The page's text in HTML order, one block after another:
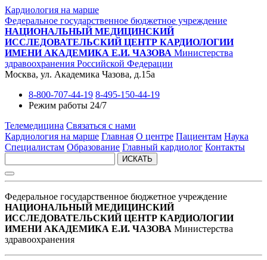
Кардиология на марше
Федеральное государственное бюджетное учреждение
НАЦИОНАЛЬНЫЙ МЕДИЦИНСКИЙ
ИССЛЕДОВАТЕЛЬСКИЙ ЦЕНТР КАРДИОЛОГИИ
ИМЕНИ АКАДЕМИКА Е.И. ЧАЗОВА Министерства
здравоохранения Российской Федерации
Москва, ул. Академика Чазова, д.15а
8-800-707-44-19 8-495-150-44-19
Режим работы 24/7
Телемедицина Связаться с нами
Кардиология на марше Главная О центре Пациентам Наука
Специалистам Образование Главный кардиолог Контакты
ИСКАТЬ
Федеральное государственное бюджетное учреждение
НАЦИОНАЛЬНЫЙ МЕДИЦИНСКИЙ
ИССЛЕДОВАТЕЛЬСКИЙ ЦЕНТР КАРДИОЛОГИИ
ИМЕНИ АКАДЕМИКА Е.И. ЧАЗОВА Министерства
здравоохранения